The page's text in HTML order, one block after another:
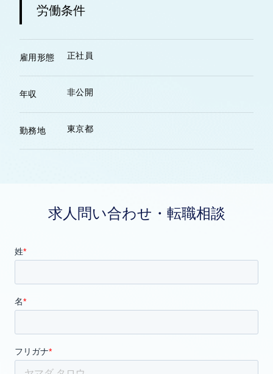
労働条件
雇用形態 正社員
年収 非公開
勤務地 東京都
求人問い合わせ・転職相談